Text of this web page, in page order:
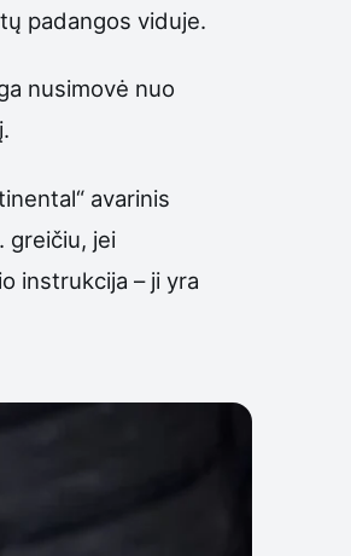
padangos viduje.
nusimovė nuo
avarinis
greičiu, jei
instrukcija – ji yra